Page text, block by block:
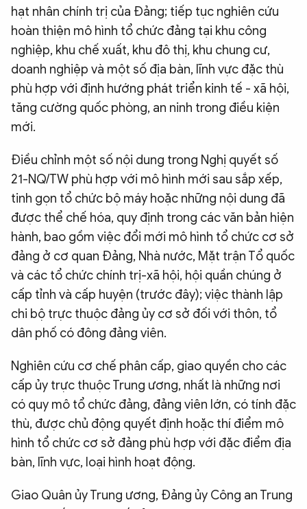
hạt nhân chính trị của Đảng; tiếp tục nghiên cứu
hoàn thiện mô hình tổ chức đảng tại khu công
nghiệp, khu chế xuất, khu đô thị, khu chung cư,
doanh nghiệp và một số địa bàn, lĩnh vực đặc thù
phù hợp với định hướng phát triển kinh tế - xã hội,
tăng cường quốc phòng, an ninh trong điều kiện
mới.
Điều chỉnh một số nội dung trong Nghị quyết số
21-NQ/TW phù hợp với mô hình mới sau sắp xếp,
tinh gọn tổ chức bộ máy hoặc những nội dung đã
được thể chế hóa, quy định trong các văn bản hiện
hành, bao gồm việc đổi mới mô hình tổ chức cơ sở
đảng ở cơ quan Đảng, Nhà nước, Mặt trận Tổ quốc
và các tổ chức chính trị-xã hội, hội quần chúng ở
cấp tỉnh và cấp huyện (trước đây); việc thành lập
chi bộ trực thuộc đảng ủy cơ sở đối với thôn, tổ
dân phố có đông đảng viên.
Nghiên cứu cơ chế phân cấp, giao quyền cho các
cấp ủy trực thuộc Trung ương, nhất là những nơi
có quy mô tổ chức đảng, đảng viên lớn, có tính đặc
thù, được chủ động quyết định hoặc thí điểm mô
hình tổ chức cơ sở đảng phù hợp với đặc điểm địa
bàn, lĩnh vực, loại hình hoạt động.
Giao Quân ủy Trung ương, Đảng ủy Công an Trung